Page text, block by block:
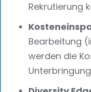
Rekrutierung
Bearbeitung
werden die